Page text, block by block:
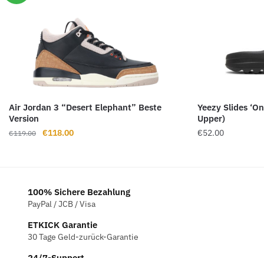
Air Jordan 3 “Desert Elephant” Beste
Version
€119.00
Ursprünglicher
€118.00Aktueller
Yeezy Slides
Upper)
€52.00
100% Sichere Bezahlung
PayPal / JCB / Visa
ETKICK Garantie
30 Tage Geld-zurück-Garantie